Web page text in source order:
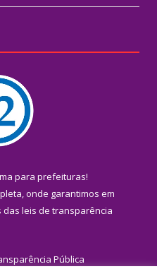
para prefeituras!
onde garantimos em
das leis de transparência
Pública